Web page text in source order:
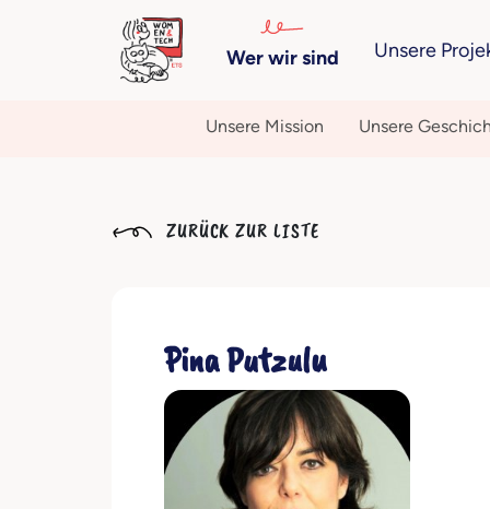
Wer wir sind Unsere
Unsere Mission Unsere
ZURÜCK ZUR LISTE
Pina Putzulu